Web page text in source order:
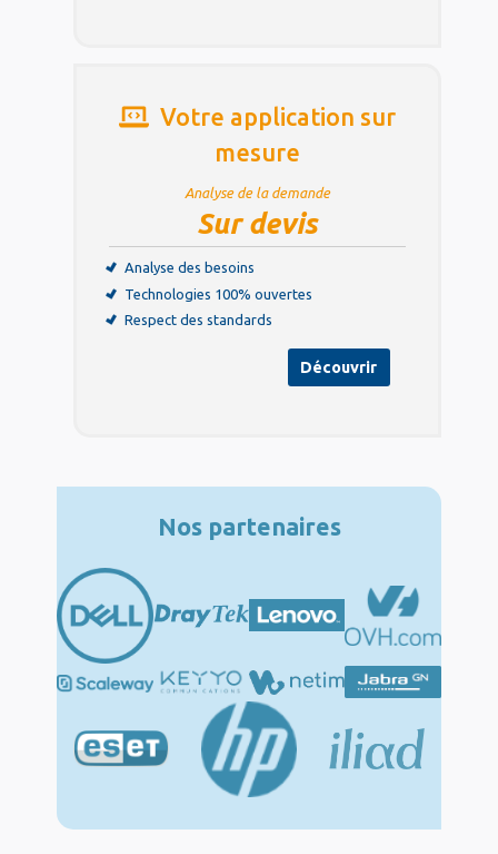
Votre application sur
mesure
Analyse de la demande
Sur devis
Analyse des besoins
Technologies 100% ouvertes
Respect des standards
Découvrir
Nos partenaires